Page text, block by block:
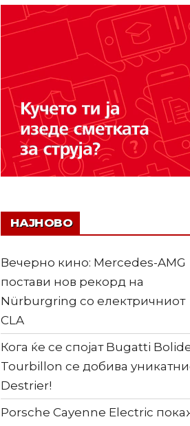
НАЈНОВО
Вечерно кино: Mercedes-AMG
постави нов рекорд на
Nürburgring со електричниот
CLA
Кога ќе се спојат Bugatti
Tourbillon се добива
Destrier!
Porsche Cayenne Electric